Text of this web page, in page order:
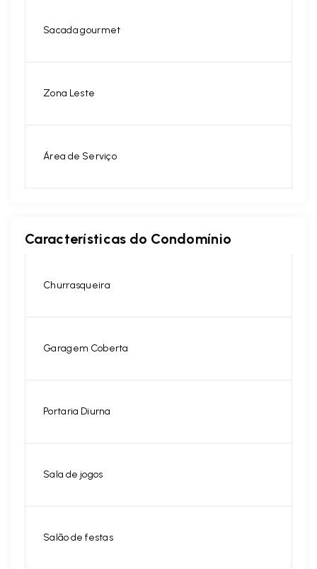
Sacada gourmet
Zona Leste
Área de Serviço
Características do Condomínio
Churrasqueira
Garagem Coberta
Portaria Diurna
Sala de jogos
Salão de festas